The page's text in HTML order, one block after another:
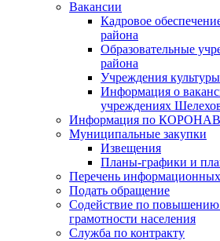
Вакансии
Кадровое
района
Образовательные
района
Учреждения
Информация о
учреждениях
Информация по
Муниципальные закупки
Извещения
Планы-графики и
Перечень
Подать обращение
Содействие по
грамотности населения
Служба по контракту